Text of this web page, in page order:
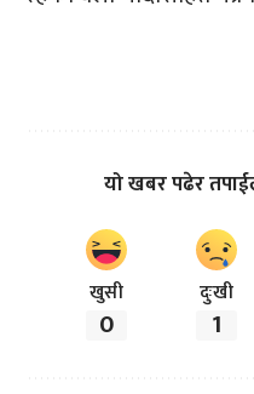
यो खबर पढेर
खुसी
0
दुःखी
1